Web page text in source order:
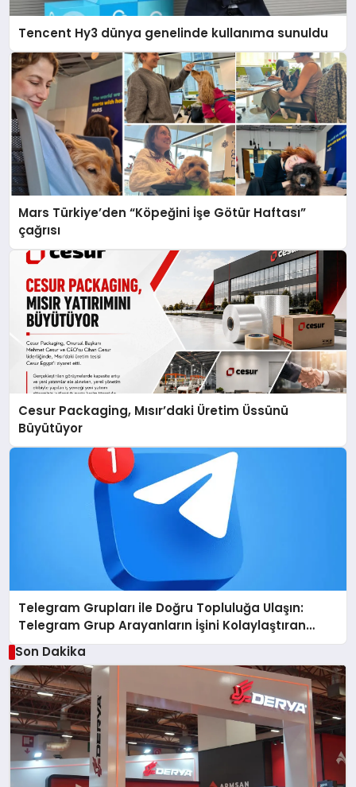
Tencent Hy3 dünya genelinde kullanıma sunuldu
Mars Türkiye’den “Köpeğini İşe Götür Haftası”
çağrısı
Cesur Packaging, Mısır’daki Üretim Üssünü
Büyütüyor
Telegram Grupları ile Doğru Topluluğa Ulaşın:
Telegram Grup Arayanların İşini Kolaylaştıran
Çözüm
Son Dakika